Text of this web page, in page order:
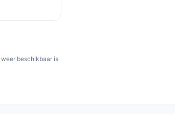
beschikbaar is